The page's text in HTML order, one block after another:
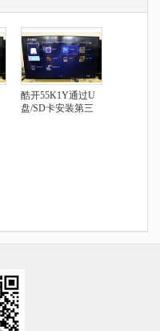
酷开55K1Y通过U
盘/SD卡安装第三